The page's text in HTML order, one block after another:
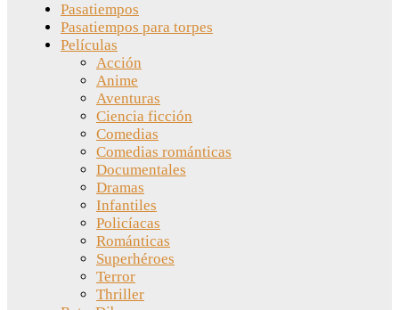
Pasatiempos
Pasatiempos para torpes
Películas
Acción
Anime
Aventuras
Ciencia ficción
Comedias
Comedias románticas
Documentales
Dramas
Infantiles
Policíacas
Románticas
Superhéroes
Terror
Thriller